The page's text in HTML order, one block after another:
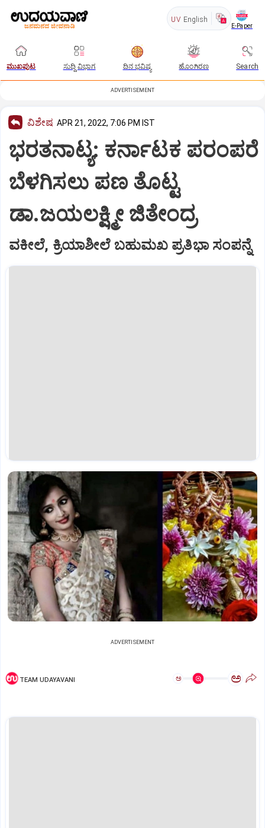
UV English
E-Paper
ಮುಖಪುಟ ಸುದ್ದಿ ವಿಭಾಗ ದಿನ ಭವಿಷ್ಯ ಹೊಂಗಿರಣ Search
ADVERTISEMENT
ವಿಶೇಷ APR 21, 2022, 7:06 PM IST
ಭರತನಾಟ್ಯ: ಕರ್ನಾಟಕ ಪರಂಪರೆ
ಬೆಳಗಿಸಲು ಪಣ ತೊಟ್ಟ
ಡಾ.ಜಯಲಕ್ಷ್ಮೀ ಜಿತೇಂದ್ರ
ವಕೀಲೆ, ಕ್ರಿಯಾಶೀಲೆ ಬಹುಮಖ ಪ್ರತಿಭಾ ಸಂಪನ್ನೆ
ADVERTISEMENT
TEAM UDAYAVANI ಅ ಅ